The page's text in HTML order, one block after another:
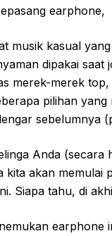
earphone,
musik kasual
dipakai saat
merek-merek
pilihan yang
sebelumnya
Anda (secara
kita akan memulai
Siapa tahu, di
earphone